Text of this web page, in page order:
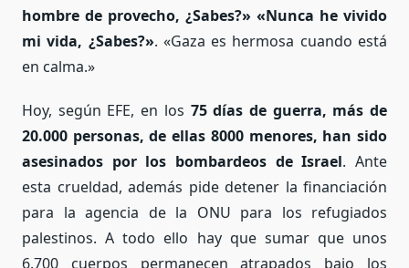
hombre de provecho, ¿Sabes?» «Nunca he vivido
mi vida, ¿Sabes?». «Gaza es hermosa cuando está
en calma.»
Hoy, según EFE, en los 75 días de guerra, más de
20.000 personas, de ellas 8000 menores, han sido
asesinados por los bombardeos de Israel. Ante
esta crueldad, además pide detener la financiación
para la agencia de la ONU para los refugiados
palestinos. A todo ello hay que sumar que unos
6.700 cuerpos permanecen atrapados bajo los